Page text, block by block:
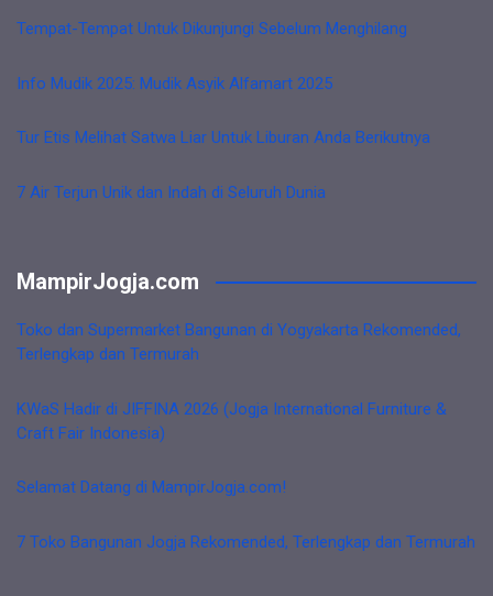
Tempat-Tempat Untuk Dikunjungi Sebelum Menghilang
Info Mudik 2025: Mudik Asyik Alfamart 2025
Tur Etis Melihat Satwa Liar Untuk Liburan Anda Berikutnya
7 Air Terjun Unik dan Indah di Seluruh Dunia
MampirJogja.com
Toko dan Supermarket Bangunan di Yogyakarta Rekomended,
Terlengkap dan Termurah
KWaS Hadir di JIFFINA 2026 (Jogja International Furniture &
Craft Fair Indonesia)
Selamat Datang di MampirJogja.com!
7 Toko Bangunan Jogja Rekomended, Terlengkap dan Termurah